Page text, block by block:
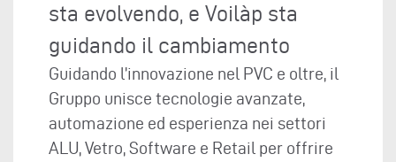
sta evolvendo, e Voilàp sta
guidando il cambiamento
Guidando l’innovazione nel PVC e oltre, il
Gruppo unisce tecnologie avanzate,
automazione ed esperienza nei settori
ALU, Vetro, Software e Retail per offrire